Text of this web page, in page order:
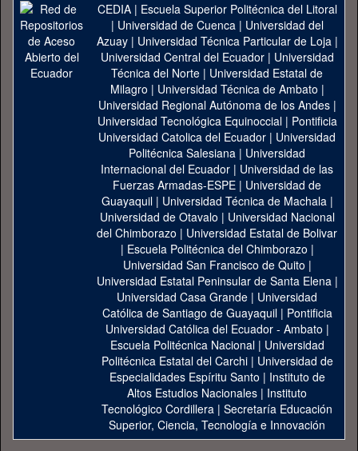
CEDIA| Escuela Superior Politécnica del Litoral
| Universidad de Cuenca| Universidad del
Azuay| Universidad Técnica Particular de Loja|
Universidad Central del Ecuador| Universidad
Técnica del Norte | Universidad Estatal de
Milagro | Universidad Técnica de Ambato |
Universidad Regional Autónoma de los Andes|
Universidad Tecnológica Equinoccial| Pontificia
Universidad Catolica del Ecuador | Universidad
Politécnica Salesiana | Universidad
Internacional del Ecuador | Universidad de las
Fuerzas Armadas-ESPE | Universidad de
Guayaquil| Universidad Técnica de Machala|
Universidad de Otavalo | Universidad Nacional
del Chimborazo | Universidad Estatal de Bolivar
| Escuela Politécnica del Chimborazo |
Universidad San Francisco de Quito |
Universidad Estatal Peninsular de Santa Elena|
Universidad Casa Grande | Universidad
Católica de Santiago de Guayaquil| Pontificia
Universidad Católica del Ecuador - Ambato |
Escuela Politécnica Nacional| Universidad
Politécnica Estatal del Carchi| Universidad de
Especialidades Espíritu Santo | Instituto de
Altos Estudios Nacionales | Instituto
Tecnológico Cordillera | Secretaría Educación
Superior, Ciencia, Tecnología e Innovación